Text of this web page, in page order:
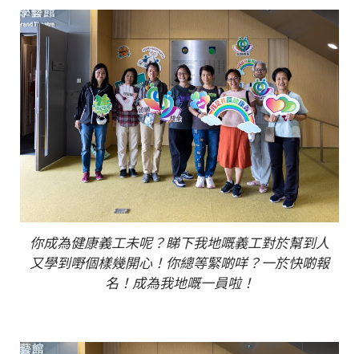
你成為健康義工未呢？睇下我地嘅義工對於幫到人
又學到嘢個樣幾開心！你總等緊啲咩？一於快啲報
名！成為我地嘅一員啦！